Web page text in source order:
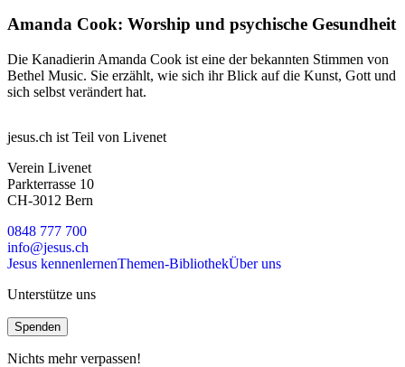
Amanda Cook: Worship und psychische Gesundheit
Die Kanadierin Amanda Cook ist eine der bekannten Stimmen von
Bethel Music. Sie erzählt, wie sich ihr Blick auf die Kunst, Gott und
sich selbst verändert hat.
jesus.ch ist Teil von Livenet
Verein Livenet
Parkterrasse 10
CH-3012 Bern
0848 777 700
info@jesus.ch
Jesus kennenlernenThemen-BibliothekÜber uns
Unterstütze uns
Spenden
Nichts mehr verpassen!